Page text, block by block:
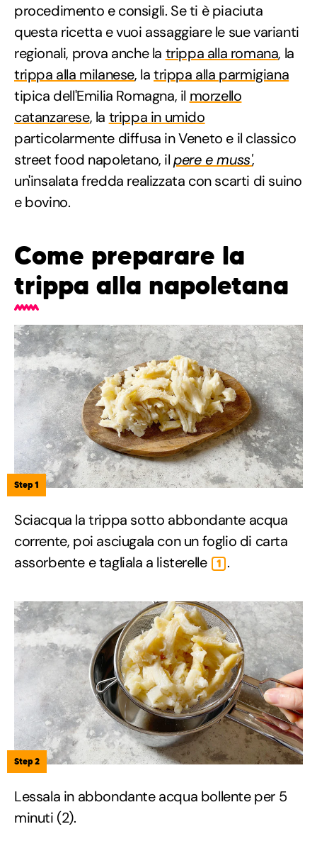
procedimento e consigli. Se ti è piaciuta
questa ricetta e vuoi assaggiare le sue varianti
regionali, prova anche la trippa alla romana, la
trippa alla milanese, latrippa alla parmigiana
tipica dell'Emilia Romagna, il morzello
catanzarese, la trippa in umido
particolarmente diffusa in Veneto e il classico
street food napoletano, ilpere e muss',
un'insalata fredda realizzata con scarti di suino
e bovino.
Come preparare la
trippa alla napoletana
Step 1
Sciacqua la trippa sotto abbondante acqua
corrente, poi asciugala con un foglio di carta
assorbente e tagliala a listerelle
1 .
Step 2
Lessala in abbondante acqua bollente per 5
minuti (2).